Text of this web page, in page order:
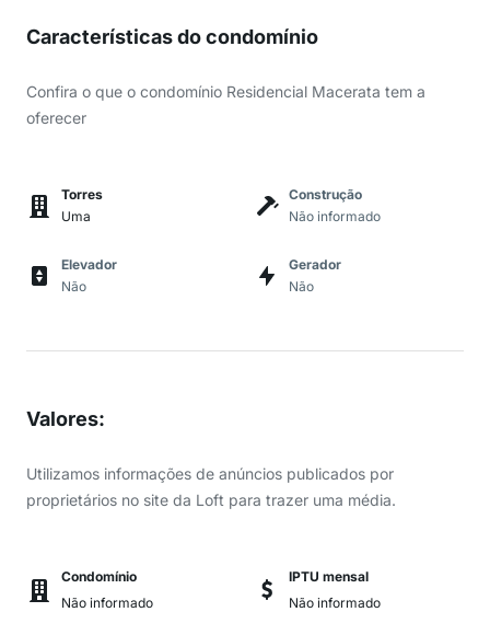
Características do condomínio
Confira o que o condomínio Residencial Macerata tem a
oferecer
Torres
Uma
Construção
Não informado
Elevador
Não
Gerador
Não
Valores:
Utilizamos informações de anúncios publicados por
proprietários no site da Loft para trazer uma média.
Condomínio
Não informado
IPTU mensal
Não informado